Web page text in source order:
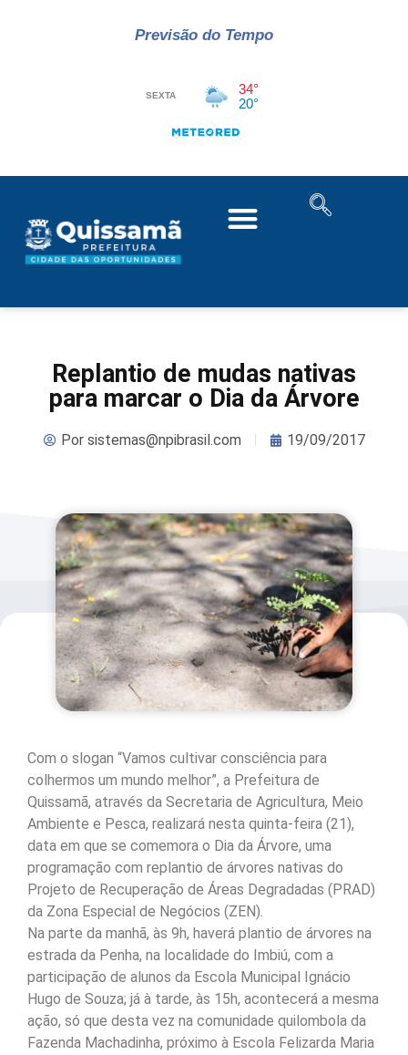
Previsão do Tempo
Replantio de mudas nativas
para marcar o Dia da Árvore
Porsistemas@npibrasil.com 19/09/2017
Com o slogan “Vamos cultivar consciência para
colhermos um mundo melhor”, a Prefeitura de
Quissamã, através da Secretaria de Agricultura, Meio
Ambiente e Pesca, realizará nesta quinta-feira (21),
data em que se comemora o Dia da Árvore, uma
programação com replantio de árvores nativas do
Projeto de Recuperação de Áreas Degradadas (PRAD)
da Zona Especial de Negócios (ZEN).
Na parte da manhã, às 9h, haverá plantio de árvores na
estrada da Penha, na localidade do Imbiú, com a
participação de alunos da Escola Municipal Ignácio
Hugo de Souza; já à tarde, às 15h, acontecerá a mesma
ação, só que desta vez na comunidade quilombola da
Fazenda Machadinha, próximo à Escola Felizarda Maria